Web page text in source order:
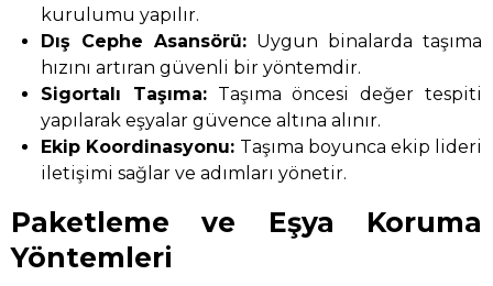
kurulumu yapılır.
Dış Cephe Asansörü: Uygun binalarda taşıma
hızını artıran güvenli bir yöntemdir.
Sigortalı Taşıma:Taşıma öncesi değer tespiti
yapılarak eşyalar güvence altına alınır.
Ekip Koordinasyonu: Taşıma boyunca ekip lideri
iletişimi sağlar ve adımları yönetir.
Paketleme ve Eşya Koruma
Yöntemleri